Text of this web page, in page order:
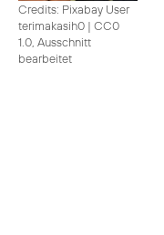
Credits: Pixabay User
terimakasih0 | CC0
1.0, Ausschnitt
bearbeitet